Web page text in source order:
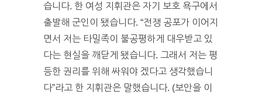
습니다. 한 여성 지휘관은 자기 보호 욕구에서
출발해 군인이 됐습니다. “전쟁 공포가 이어지
면서 저는 타밀족이 불공평하게 대우받고 있
다는 현실을 깨닫게 됐습니다. 그래서 저는 평
등한 권리를 위해 싸워야 겠다고 생각했습니
다”라고 한 지휘관은 말했습니다. (보안을 이